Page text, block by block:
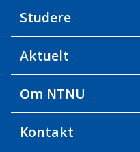
Studere
Aktuelt
Om NTNU
Kontakt